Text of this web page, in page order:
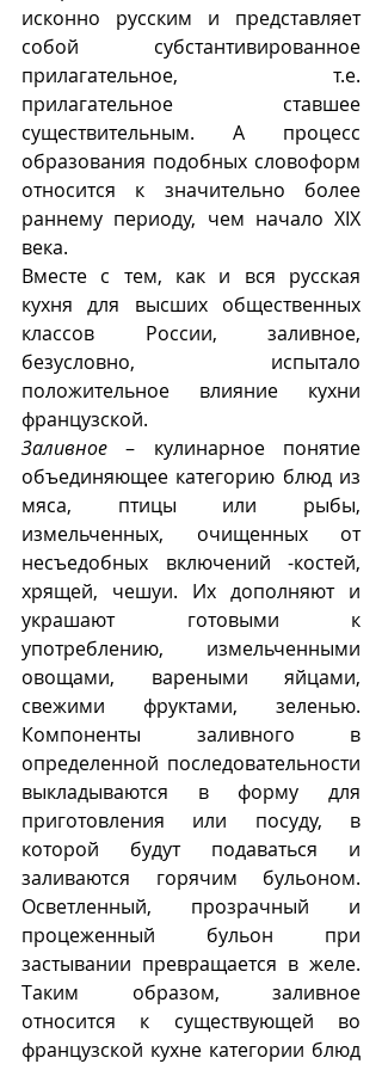
исконно русским и представляет
собой субстантивированное
прилагательное, т.е.
прилагательное ставшее
существительным. А процесс
образования подобных словоформ
относится к значительно более
раннему периоду, чем начало XIX
века.
Вместе с тем, как и вся русская
кухня для высших общественных
классов России, заливное,
безусловно, испытало
положительное влияние кухни
французской.
Заливное – кулинарное понятие
объединяющее категорию блюд из
мяса, птицы или рыбы,
измельченных, очищенных от
несъедобных включений -костей,
хрящей, чешуи. Их дополняют и
украшают готовыми к
употреблению, измельченными
овощами, вареными яйцами,
свежими фруктами, зеленью.
Компоненты заливного в
определенной последовательности
выкладываются в форму для
приготовления или посуду, в
которой будут подаваться и
заливаются горячим бульоном.
Осветленный, прозрачный и
процеженный бульон при
застывании превращается в желе.
Таким образом, заливное
относится к существующей во